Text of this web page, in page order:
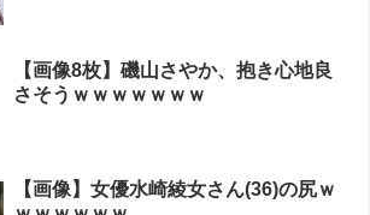
【画像8枚】磯山さやか、抱き心地良
さそうｗｗｗｗｗｗｗ
【画像】女優水崎綾女さん(36)の尻ｗ